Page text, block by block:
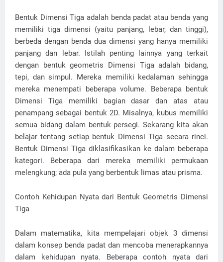
Bentuk Dimensi Tiga adalah benda padat atau benda yang
memiliki tiga dimensi (yaitu panjang, lebar, dan tinggi),
berbeda dengan benda dua dimensi yang hanya memiliki
panjang dan lebar. Istilah penting lainnya yang terkait
dengan bentuk geometris Dimensi Tiga adalah bidang,
tepi, dan simpul. Mereka memiliki kedalaman sehingga
mereka menempati beberapa volume. Beberapa bentuk
Dimensi Tiga memiliki bagian dasar dan atas atau
penampang sebagai bentuk 2D. Misalnya, kubus memiliki
semua bidang dalam bentuk persegi. Sekarang kita akan
belajar tentang setiap bentuk Dimensi Tiga secara rinci.
Bentuk Dimensi Tiga diklasifikasikan ke dalam beberapa
kategori. Beberapa dari mereka memiliki permukaan
melengkung; ada pula yang berbentuk limas atau prisma.
Contoh Kehidupan Nyata dari Bentuk Geometris Dimensi
Tiga
Dalam matematika, kita mempelajari objek 3 dimensi
dalam konsep benda padat dan mencoba menerapkannya
dalam kehidupan nyata. Beberapa contoh nyata dari